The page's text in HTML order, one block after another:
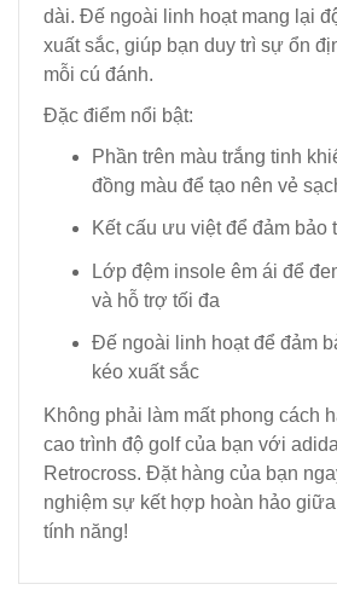
dài. Đế ngoài linh hoạt mang lại
xuất sắc, giúp bạn duy trì sự ổn
mỗi cú đánh.
Đặc điểm nổi bật:
Phần trên màu trắng tinh
đồng màu để tạo nên vẻ
Kết cấu ưu việt để đảm bảo
Lớp đệm insole êm ái để
và hỗ trợ tối đa
Đế ngoài linh hoạt để đảm
kéo xuất sắc
Không phải làm mất phong cách
cao trình độ golf của bạn với
Retrocross. Đặt hàng của bạn
nghiệm sự kết hợp hoàn hảo
tính năng!